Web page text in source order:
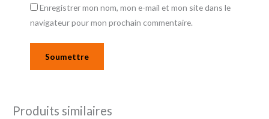
Enregistrer mon nom, mon e-mail et mon site dans le
navigateur pour mon prochain commentaire.
Produits similaires